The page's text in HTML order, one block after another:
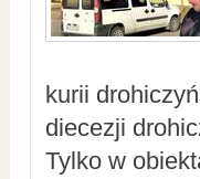
kurii
diecezji
Tylko w